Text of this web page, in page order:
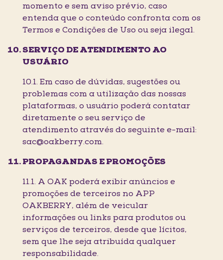
momento e sem aviso prévio, caso
entenda que o conteúdo confronta com os
Termos e Condições de Uso ou seja ilegal.
SERVIÇO DE ATENDIMENTO AO
USUÁRIO
10.1. Em caso de dúvidas, sugestões ou
problemas com a utilização das nossas
plataformas, o usuário poderá contatar
diretamente o seu serviço de
atendimento através do seguinte e-mail:
sac@oakberry.com.
PROPAGANDAS E PROMOÇÕES
11.1. A OAK poderá exibir anúncios e
promoções de terceiros no APP
OAKBERRY, além de veicular
informações ou links para produtos ou
serviços de terceiros, desde que lícitos,
sem que lhe seja atribuída qualquer
responsabilidade.